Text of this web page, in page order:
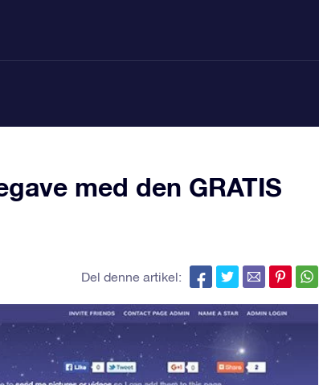
med den GRATIS
Del denne artikel: